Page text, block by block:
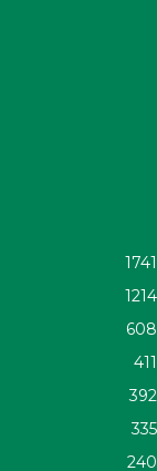
1741
1214
608
411
392
335
240